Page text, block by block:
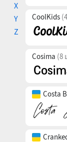
X
Y
Z
CoolKids
Cosima (8
Costa